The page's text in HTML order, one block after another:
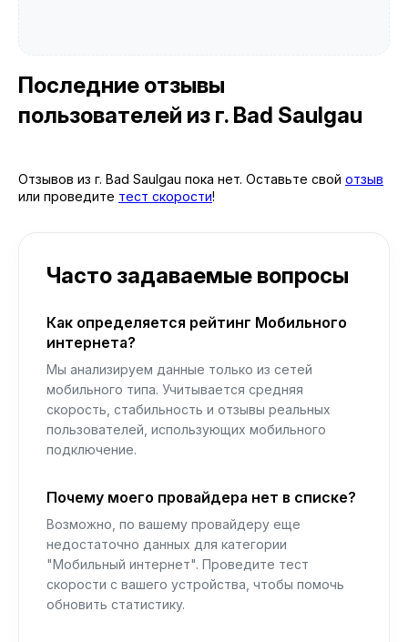
Последние отзывы
пользователей из г. Bad Saulgau
Отзывов из г. Bad Saulgau пока нет. Оставьте свой отзыв
или проведите тест скорости!
Часто задаваемые вопросы
Как определяется рейтинг Мобильного
интернета?
Мы анализируем данные только из сетей
мобильного типа. Учитывается средняя
скорость, стабильность и отзывы реальных
пользователей, использующих мобильного
подключение.
Почему моего провайдера нет в списке?
Возможно, по вашему провайдеру еще
недостаточно данных для категории
"Мобильный интернет". Проведите тест
скорости с вашего устройства, чтобы помочь
обновить статистику.